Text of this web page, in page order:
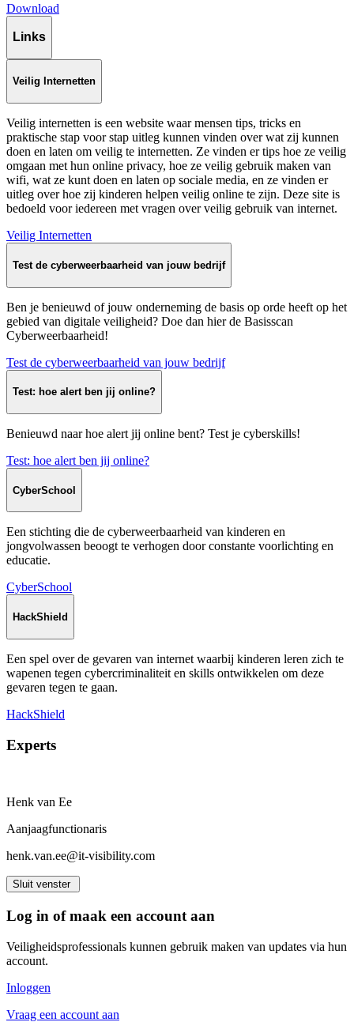
Download
Links
Veilig Internetten
Veilig internetten is een website waar mensen tips, tricks en
praktische stap voor stap uitleg kunnen vinden over wat zij kunnen
doen en laten om veilig te internetten. Ze vinden er tips hoe ze veilig
omgaan met hun online privacy, hoe ze veilig gebruik maken van
wifi, wat ze kunt doen en laten op sociale media, en ze vinden er
uitleg over hoe zij kinderen helpen veilig online te zijn. Deze site is
bedoeld voor iedereen met vragen over veilig gebruik van internet.
Veilig Internetten
Test de cyberweer­baar­heid van jouw bedrijf
Ben je benieuwd of jouw onderneming de basis op orde heeft op het
gebied van digitale veiligheid? Doe dan hier de Basisscan
Cyberweerbaarheid!
Test de cyberweer­baar­heid van jouw bedrijf
Test: hoe alert ben jij online?
Benieuwd naar hoe alert jij online bent? Test je cyberskills!
Test: hoe alert ben jij online?
CyberSchool
Een stichting die de cyberweerbaarheid van kinderen en
jongvolwassen beoogt te verhogen door constante voorlichting en
educatie.
CyberSchool
HackShield
Een spel over de gevaren van internet waarbij kinderen leren zich te
wapenen tegen cybercriminaliteit en skills ontwikkelen om deze
gevaren tegen te gaan.
HackShield
Experts
Henk van Ee
Aanjaagfunctionaris
henk.van.ee@it-visibility.com
Sluit venster
Log in of maak een account aan
Veiligheidsprofessionals kunnen gebruik maken van updates via hun
account.
Inloggen
Vraag een account aan